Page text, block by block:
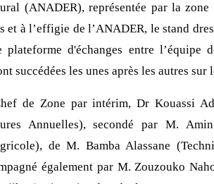
(ANADER), représentée par la
et à l’effigie de l’ANADER, le stand
d'échanges entre l’équipe
succédées les unes après les autres sur
de Zone par intérim, Dr Kouassi
Annuelles), secondé par M.
de M. Bamba Alassane
également par M. Zouzouko